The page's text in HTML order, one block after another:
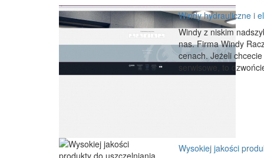
Windy hydrauliczne i
Windy z niskim
nas. Firma Windy
cenach. Jeżeli
serwisowe, to
Wysokiej jakości